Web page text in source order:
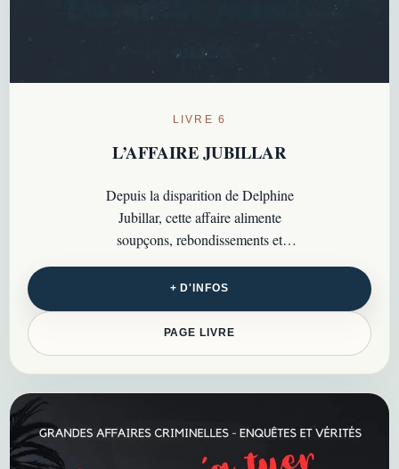
LIVRE 6
L’AFFAIRE JUBILLAR
Depuis la disparition de Delphine
Jubillar, cette affaire alimente
soupçons, rebondissements et
toujours profondément troublant…
+ D'INFOS
PAGE LIVRE